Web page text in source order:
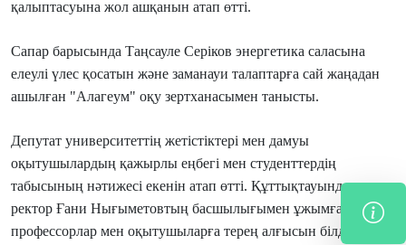
қалыптасуына жол ашқанын атап өтті.
Сапар барысында Таңсауле Серіков энергетика саласына
елеулі үлес қосатын және заманауи талаптарға сай жаңадан
ашылған "Алагеум" оқу зертханасымен танысты.
Депутат университеттің жетістіктері мен дамуы
оқытушылардың қажырлы еңбегі мен студенттердің
табысының нәтижесі екенін атап өтті. Құттықтауында ол
ректор Ғани Нығыметовтың басшылығымен ұжымға,
профессорлар мен оқытушыларға терең алғысын білдіріп,